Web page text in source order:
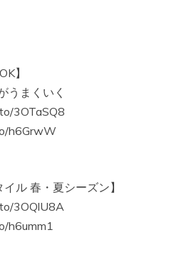
】
うまくいく
3OTaSQ8
h6GrwW
ル 春・夏シーズン】
3OQlU8A
h6umm1